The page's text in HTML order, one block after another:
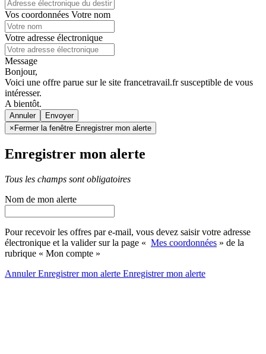
Vos coordonnées Votre nom
Votre adresse électronique
Message
Bonjour,
Voici une offre parue sur le site francetravail.fr susceptible de vous
intéresser.
A bientôt.
Annuler
× Fermer la fenêtre Enregistrer mon alerte
Enregistrer mon alerte
Tous les champs sont obligatoires
Nom de mon alerte
Pour recevoir les offres par e-mail, vous devez saisir votre adresse
électronique et la valider sur la page « Mes coordonnées » de la
rubrique « Mon compte »
AnnulerEnregistrer mon alerte Enregistrermon alerte